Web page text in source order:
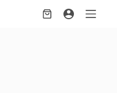
Shopping